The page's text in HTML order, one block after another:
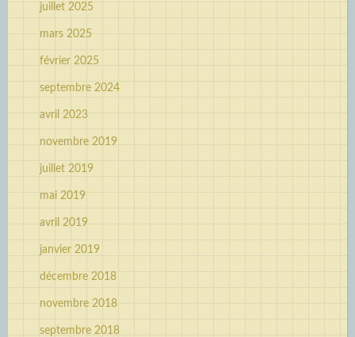
juillet 2025
mars 2025
février 2025
septembre 2024
avril 2023
novembre 2019
juillet 2019
mai 2019
avril 2019
janvier 2019
décembre 2018
novembre 2018
septembre 2018